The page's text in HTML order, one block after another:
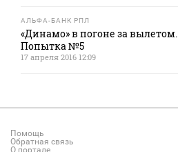
АЛЬФА-БАНК РПЛ
«Динамо» в погоне за вылетом.
Попытка №5
17 апреля 2016 12:09
Помощь
Обратная связь
О портале